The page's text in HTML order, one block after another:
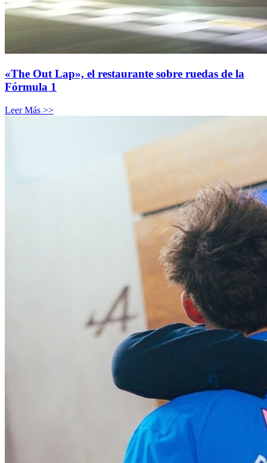
«The Out Lap», el restaurante sobre ruedas de la
Fórmula 1
Leer Más >>